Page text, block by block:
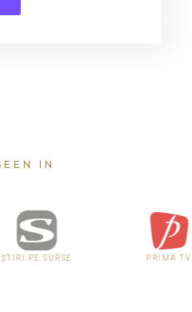
IN
PE SURSE PRIMA TV